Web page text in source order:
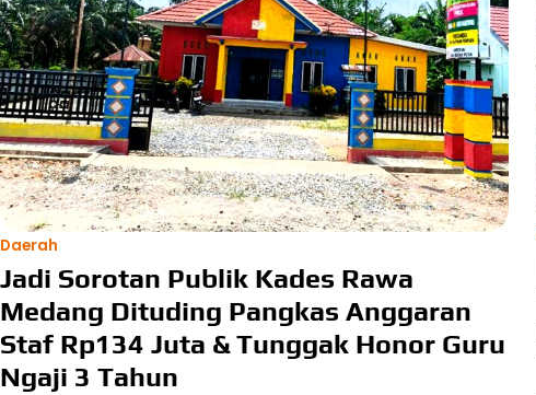
Daerah
Jadi Sorotan Publik Kades Rawa
Medang Dituding Pangkas Anggaran
Staf Rp134 Juta & Tunggak Honor Guru
Ngaji 3 Tahun